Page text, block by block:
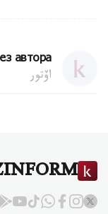
автора
اۆتور